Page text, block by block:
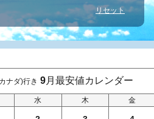
リセット
ナダ)行き 9月最安値カレンダー
水 木 金